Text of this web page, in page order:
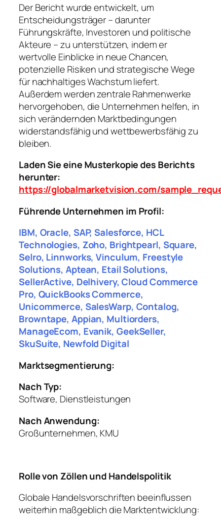
Der Bericht wurde entwickelt, um
Entscheidungsträger – darunter
Führungskräfte, Investoren und politische
Akteure – zu unterstützen, indem er
wertvolle Einblicke in neue Chancen,
potenzielle Risiken und strategische Wege
für nachhaltiges Wachstum liefert.
Außerdem werden zentrale Rahmenwerke
hervorgehoben, die Unternehmen helfen, in
sich verändernden Marktbedingungen
widerstandsfähig und wettbewerbsfähig zu
bleiben.
Laden Sie eine Musterkopie des Berichts
herunter:
https://globalmarketvision.com/
Führende Unternehmen im Profil:
IBM, Oracle, SAP, Salesforce, HCL
Technologies, Zoho, Brightpearl, Square,
Selro, Linnworks, Vinculum, Freestyle
Solutions, Aptean, Etail Solutions,
SellerActive, Delhivery, Cloud Commerce
Pro, QuickBooks Commerce,
Unicommerce, SalesWarp, Contalog,
Browntape, Appian, Multiorders,
ManageEcom, Evanik, GeekSeller,
SkuSuite, Newfold Digital
Marktsegmentierung:
Nach Typ:
Software, Dienstleistungen
Nach Anwendung:
Großunternehmen, KMU
Rolle von Zöllen und Handelspolitik
Globale Handelsvorschriften beeinflussen
weiterhin maßgeblich die Marktentwicklung: